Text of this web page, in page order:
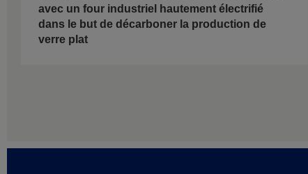
avec un four industriel hautement électrifié
dans le but de décarboner la production de
verre plat